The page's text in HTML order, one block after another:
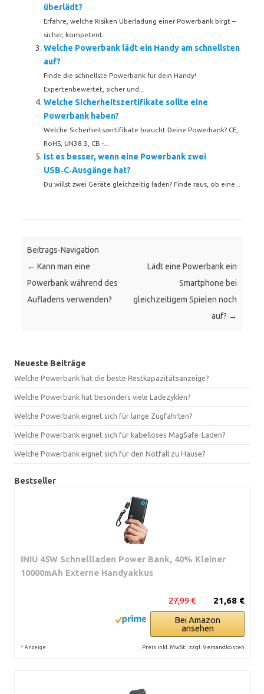
überlädt?
Erfahre, welche Risiken Überladung einer Powerbank birgt –
sicher, kompetent...
Welche Powerbank lädt ein Handy am schnellsten
auf?
Finde die schnellste Powerbank für dein Handy!
Expertenbewertet, sicher und...
Welche Sicherheitszertifikate sollte eine
Powerbank haben?
Welche Sicherheitszertifikate braucht Deine Powerbank? CE,
RoHS, UN38.3, CB -...
Ist es besser, wenn eine Powerbank zwei
USB‑C‑Ausgänge hat?
Du willst zwei Geräte gleichzeitig laden? Finde raus, ob eine...
Beitrags-Navigation
← Kann man eine
Powerbank während des
Aufladens verwenden?
Lädt eine Powerbank ein
Smartphone bei
gleichzeitigem Spielen noch
auf? →
Neueste Beiträge
Welche Powerbank hat die beste Restkapazitätsanzeige?
Welche Powerbank hat besonders viele Ladezyklen?
Welche Powerbank eignet sich für lange Zugfahrten?
Welche Powerbank eignet sich für kabelloses MagSafe-Laden?
Welche Powerbank eignet sich für den Notfall zu Hause?
Bestseller
INIU 45W Schnellladen Power Bank, 40% Kleiner
10000mAh Externe Handyakkus
21,68 €
27,99 €
Bei Amazon
ansehen
* Anzeige Preis inkl. MwSt., zzgl. Versandkosten